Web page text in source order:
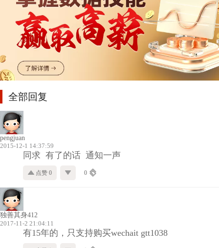
全部回复
pengjuan
2015-12-1 14:37:59
同求 有了的话 通知一声
点赞 0 0
独善其身412
2017-11-2 21:04:11
有15年的，只支持购买wechait gtt1038